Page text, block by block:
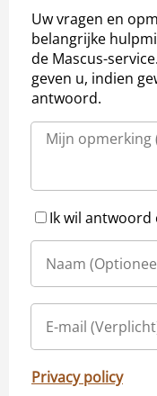
Uw vragen en
belangrijke
de Mascus-
geven u, indien
antwoord.
Ik wil
Privacy policy